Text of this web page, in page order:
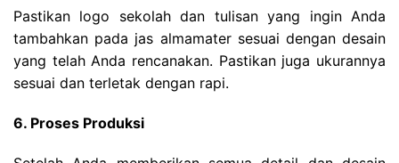
Pastikan logo sekolah dan tulisan yang ingin Anda
tambahkan pada jas almamater sesuai dengan desain
yang telah Anda rencanakan. Pastikan juga ukurannya
sesuai dan terletak dengan rapi.
6. Proses Produksi